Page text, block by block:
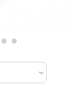
10 11